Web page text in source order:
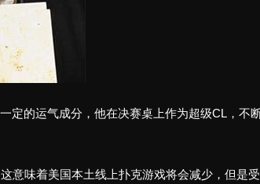
定的运气成分，他在决赛桌上作为超级CL，不
意味着美国本土线上扑克游戏将会减少，但是